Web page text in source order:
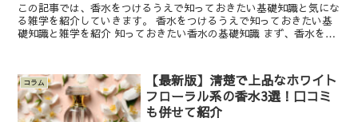
この記事では、香水をつけるうえで知っておきたい基礎知識と気にな
る雑学を紹介していきます。 香水をつけるうえで知っておきたい基
礎知識と雑学を紹介 知っておきたい香水の基礎知識 まず、香水をつ
コラム
【最新版】清楚で上品なホワイト
フローラル系の香水3選！口コミ
も併せて紹介